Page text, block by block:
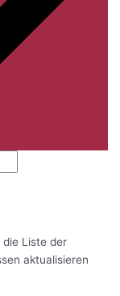
die Liste der
aktualisieren